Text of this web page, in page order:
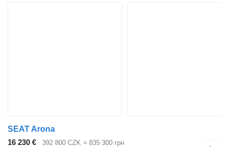
SEAT Arona
16 230 €
392 800 CZK ≈ 835 300 грн